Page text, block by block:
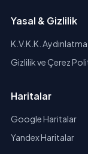
Yasal & Gizlilik
K.V.K.K.
Gizlilik ve Çerez
Haritalar
Google Haritalar
Yandex Haritalar